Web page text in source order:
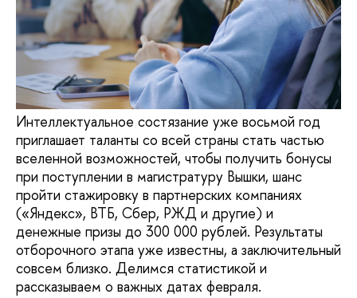
Интеллектуальное состязание уже восьмой год
приглашает таланты со всей страны стать частью
вселенной возможностей, чтобы получить бонусы
при поступлении в магистратуру Вышки, шанс
пройти стажировку в партнерских компаниях
(«Яндекс», ВТБ, Сбер, РЖД и другие) и
денежные призы до 300 000 рублей. Результаты
отборочного этапа уже известны, а заключительный
совсем близко. Делимся статистикой и
рассказываем о важных датах февраля.